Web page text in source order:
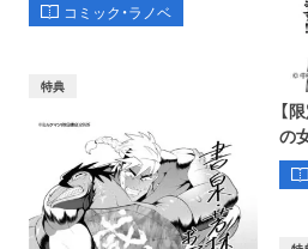
コミック・ラノベ
【
の
特典